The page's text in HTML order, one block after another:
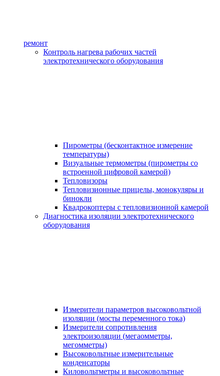
ремонт
Контроль нагрева рабочих частей
электротехнического оборудования
Пирометры (бесконтактное измерение
температуры)
Визуальные термометры (пирометры со
встроенной цифровой камерой)
Тепловизоры
Тепловизионные прицелы, монокуляры и
бинокли
Квадрокоптеры с тепловизионной камерой
Диагностика изоляции электротехнического
оборудования
Измерители параметров высоковольтной
изоляции (мосты переменного тока)
Измерители сопротивления
электроизоляции (мегаомметры,
мегомметры)
Высоковольтные измерительные
конденсаторы
Киловольтметры и высоковольтные